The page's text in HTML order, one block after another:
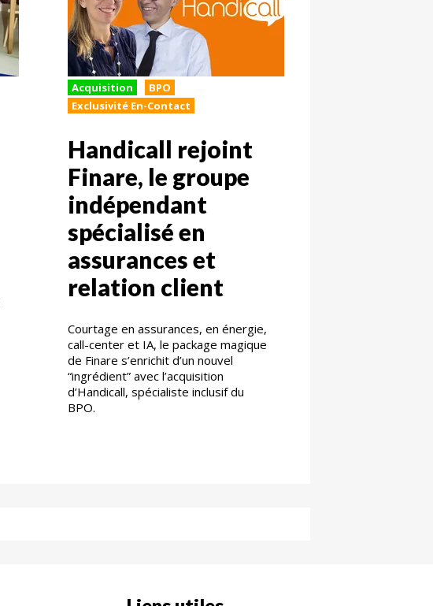
Acquisition
BPO
Exclusivité En-Contact
Handicall rejoint
Finare, le groupe
indépendant
spécialisé en
assurances et
relation client
Courtage en assurances, en énergie,
call-center et IA, le package magique
de Finare s’enrichit d’un nouvel
“ingrédient” avec l’acquisition
d’Handicall, spécialiste inclusif du
BPO.